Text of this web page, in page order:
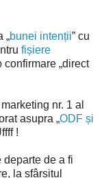
„bunei intenții” cu
fișiere
confirmare „direct
nr. 1 al
asupra „ODF și
!
departe de a fi
la sfârșitul